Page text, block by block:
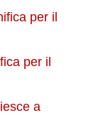
per il
per il
a